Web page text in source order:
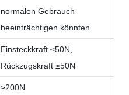
normalen Gebrauch
beeinträchtigen könnten
Einsteckkraft ≤50N,
Rückzugskraft ≥50N
≥200N